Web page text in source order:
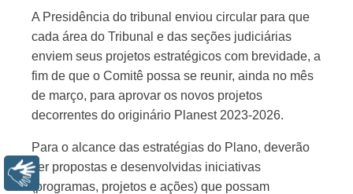
A Presidência do tribunal enviou circular para que
cada área do Tribunal e das seções judiciárias
enviem seus projetos estratégicos com brevidade, a
fim de que o Comitê possa se reunir, ainda no mês
de março, para aprovar os novos projetos
decorrentes do originário Planest 2023-2026.
Para o alcance das estratégias do Plano, deverão
ser propostas e desenvolvidas iniciativas
(programas, projetos e ações) que possam
Libras